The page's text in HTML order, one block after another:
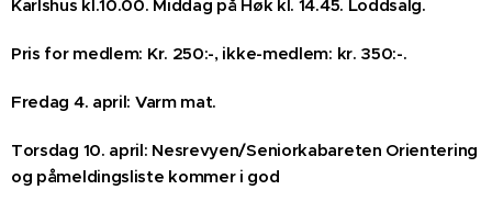
Karlshus kl.10.00. Middag på Høk kl. 14.45. Loddsalg.
Pris for medlem: Kr. 250:-, ikke-medlem: kr. 350:-.
Fredag 4. april: Varm mat.
Torsdag 10. april: Nesrevyen/Seniorkabareten Orientering
og påmeldingsliste kommer i god